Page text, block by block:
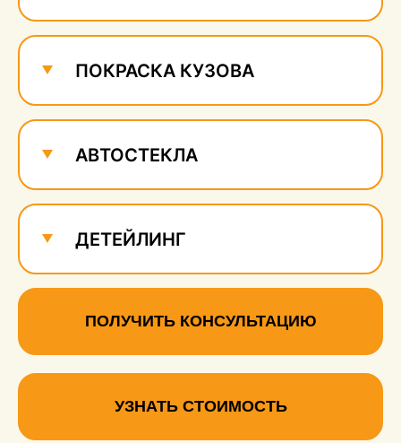
ПОКРАСКА КУЗОВА
АВТОСТЕКЛА
ДЕТЕЙЛИНГ
ПОЛУЧИТЬ КОНСУЛЬТАЦИЮ
УЗНАТЬ СТОИМОСТЬ